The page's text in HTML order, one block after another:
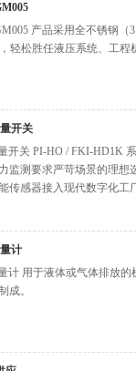
产品采用全不锈钢（
轻松胜任液压系统、工程
开关
开关 PI-HO / FKI-HD1K
监测要求严苛场景的理
传感器接入现代数字化工
计
计 用于液体或气体排放
成。